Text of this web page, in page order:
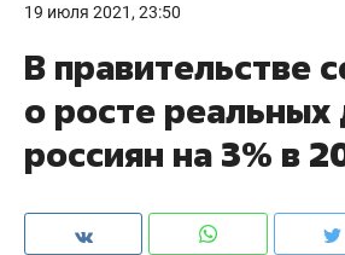
19 июля 2021, 23:50
В правительстве
о росте
россиян на 3% в